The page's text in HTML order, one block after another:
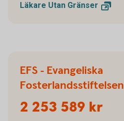
Läkare Utan Gränser
EFS - Evangeliska
Fosterlandsstiftelsen
2 253 589 kr